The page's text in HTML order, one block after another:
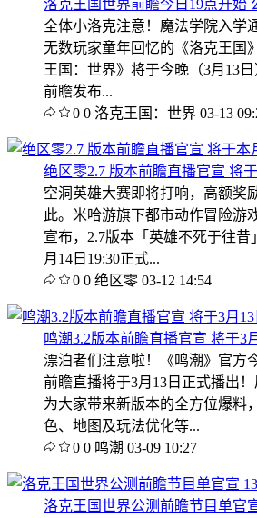
洛克王国世界前瞻今日19点开始
全体小洛克注意！魔法学院入学
无数玩家童年回忆的《洛克王
王国：世界》将于今晚（3月13日
前瞻发布...
0 0 洛克王国：世界 03-13
绝区零2.7 版本前瞻直播官宣 将
空洞英雄大赛即将打响，高额奖
此。米哈游旗下都市动作冒险游
宣布，2.7版本「英雄不死于往昔
月14日19:30正式...
0 0 绝区零 03-12 14:54
鸣潮3.2版本前瞻直播官宣 将于3
漂泊者们注意啦！《鸣潮》官方
前瞻直播将于3月13日正式播出
为大家带来新版本的全方位爆料
色、地图及玩法优化等...
0 0 鸣潮 03-09 10:27
洛克王国世界公测前瞻节目单官